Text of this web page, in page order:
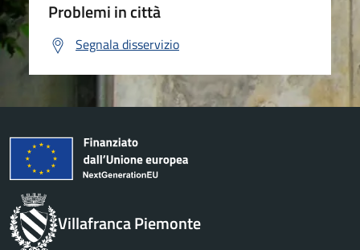
Problemi in città
Segnala disservizio
Villafranca Piemonte